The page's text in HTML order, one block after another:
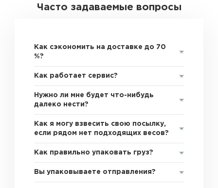
Часто задаваемые вопросы
Как сэкономить на доставке до 70
%?
Как работает сервис?
Нужно ли мне будет что-нибудь
далеко нести?
Как я могу взвесить свою посылку,
если рядом нет подходящих весов?
Как правильно упаковать груз?
Вы упаковываете отправления?